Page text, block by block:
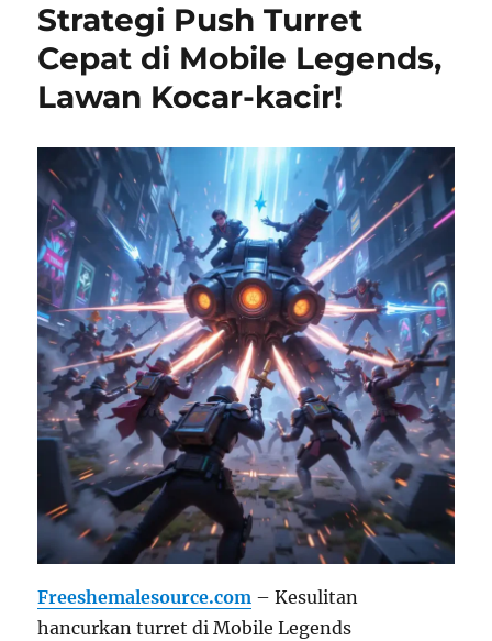
Strategi Push Turret
Cepat di Mobile Legends,
Lawan Kocar-kacir!
Freeshemalesource.com – Kesulitan
hancurkan turret di Mobile Legends